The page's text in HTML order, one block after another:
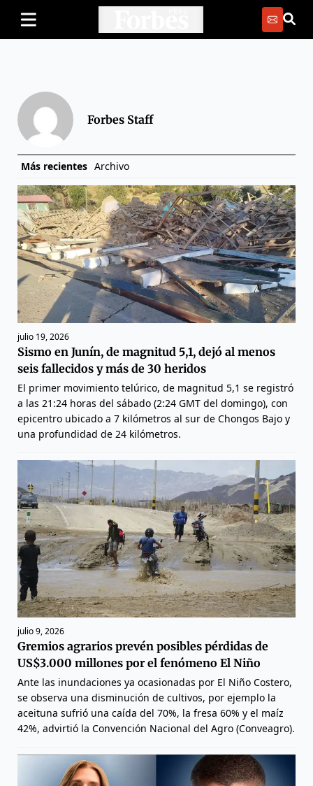
Forbes Staff
Más recientes Archivo
julio 19, 2026
Sismo en Junín, de magnitud 5,1, dejó al menos
seis fallecidos y más de 30 heridos
El primer movimiento telúrico, de magnitud 5,1 se registró
a las 21:24 horas del sábado (2:24 GMT del domingo), con
epicentro ubicado a 7 kilómetros al sur de Chongos Bajo y
una profundidad de 24 kilómetros.
julio 9, 2026
Gremios agrarios prevén posibles pérdidas de
US$3.000 millones por el fenómeno El Niño
Ante las inundaciones ya ocasionadas por El Niño Costero,
se observa una disminución de cultivos, por ejemplo la
aceituna sufrió una caída del 70%, la fresa 60% y el maíz
42%, advirtió la Convención Nacional del Agro (Conveagro).